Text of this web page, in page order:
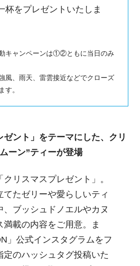
杯をプレゼントいたしま
キャンペーンは①②ともに当日のみ
風、雨天、雷雲接近などでクローズ
す。
ゼント」をテーマにした、クリ
ーン”ティーが登場
リスマスプレゼント」。
てたゼリーや愛らしいティ
、ブッシュドノエルやカヌ
満載の内容をご用意。ま
」公式インスタグラムをフ
定のハッシュタグ投稿いた